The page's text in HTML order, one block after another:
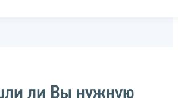
ли Вы нужную